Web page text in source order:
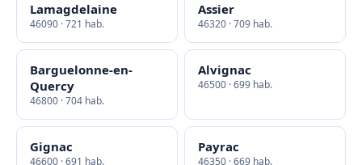
Lamagdelaine
46090 · 721 hab.
Assier
46320 · 709 hab.
Barguelonne-en-
Quercy
46800 · 704 hab.
Alvignac
46500 · 699 hab.
Gignac
46600 · 691 hab.
Payrac
46350 · 669 hab.